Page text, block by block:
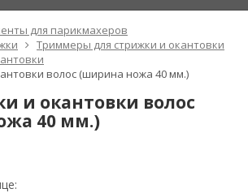
для парикмахеров
Триммеры для стрижки и окантовки
волос (ширина ножа 40 мм.)
и окантовки волос
40 мм.)